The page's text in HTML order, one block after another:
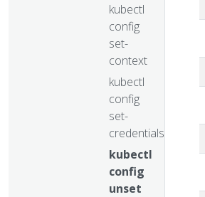
kubectl
config
set-
context
kubectl
config
set-
credentials
kubectl
config
unset